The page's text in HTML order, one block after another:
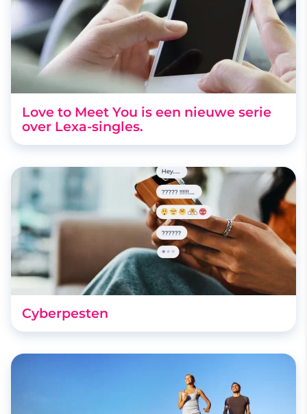
Love to Meet You is een nieuwe serie
over Lexa-singles.
Cyberpesten